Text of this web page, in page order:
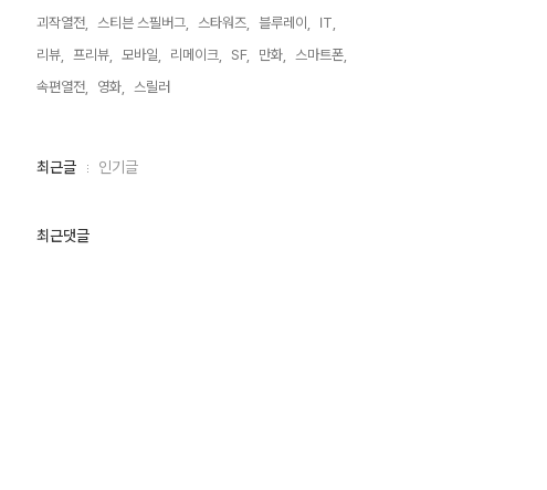
괴작열전,
스티븐 스필버그, 스타워즈, 블루레이,
IT,
리뷰,
프리뷰, 모바일, 리메이크, SF, 만화,
스마트폰,
속편열전,
영화, 스릴러,
최
인
최근글 인기글
최근댓글